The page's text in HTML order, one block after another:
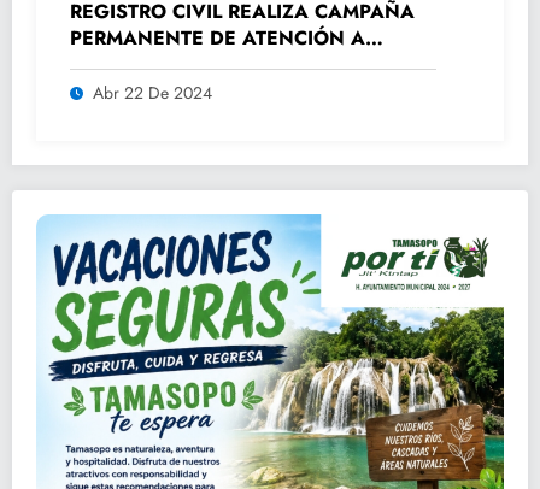
REGISTRO CIVIL REALIZA CAMPAÑA
PERMANENTE DE ATENCIÓN A
ADULTOS MAYORES.
Abr 22 De 2024